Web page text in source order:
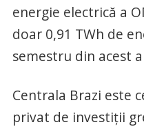
energie electrică a
doar 0,91 TWh de
semestru din acest
Centrala Brazi este
privat de investiţii